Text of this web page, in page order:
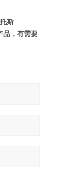
斯
品，有需要